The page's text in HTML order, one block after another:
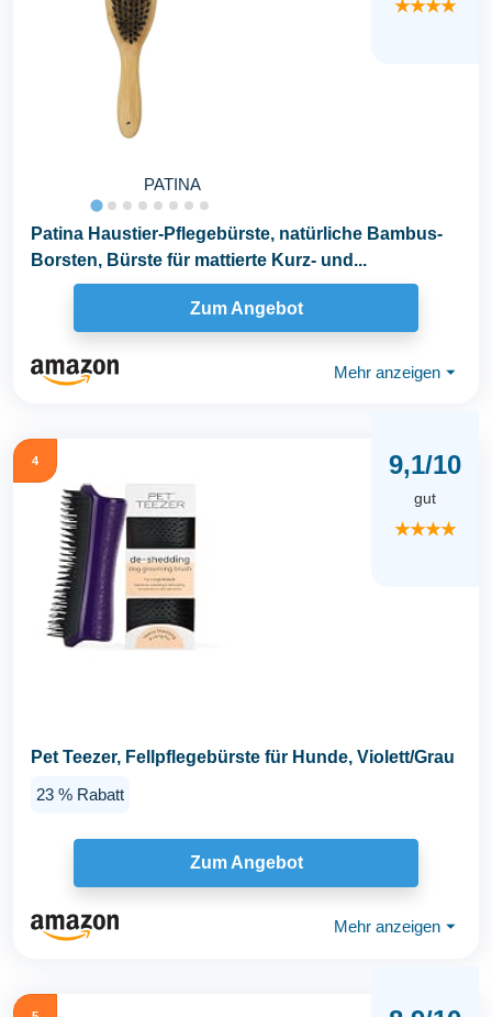
PATINA
★★★★
Patina Haustier-Pflegebürste, natürliche Bambus-
Borsten, Bürste für mattierte Kurz- und...
Zum Angebot
Mehr anzeigen ⏷
4 9,1/10
gut
★★★★
Pet Teezer, Fellpflegebürste für Hunde, Violett/Grau
23 % Rabatt
Zum Angebot
Mehr anzeigen ⏷